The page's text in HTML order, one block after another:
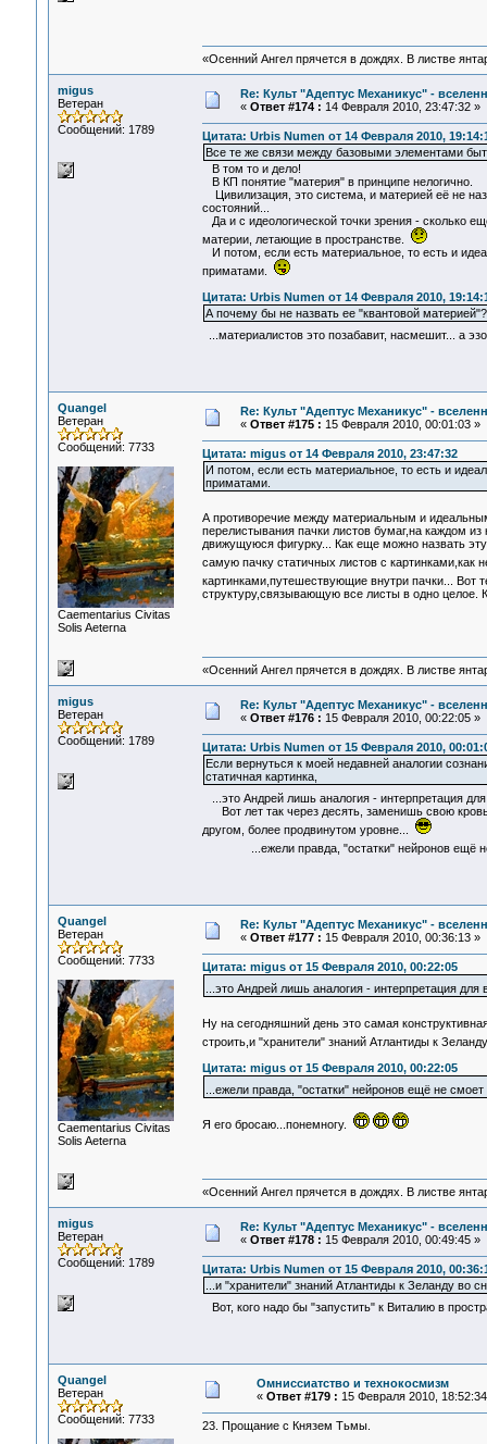
«Осенний Ангел прячется в дождях. В листве
migus
Ветеран
Сообщений: 1789
Re: Культ "Адептус Механикус" -
« Ответ #174 : 14 Февраля 2010, 23:47:32 »
Цитата: Urbis Numen от 14 Февраля 2010,
Все те же связи между базовыми элементами
В том то и дело!
В КП понятие "материя" в принципе нелогично.
Цивилизация, это система, и материей её не
состояний...
Да и с идеологической точки зрения - сколько
материи, летающие в пространстве.
И потом, если есть материальное, то есть и
приматами.
Цитата: Urbis Numen от 14 Февраля 2010,
А почему бы не назвать ее "квантовой материей"?
...материалистов это позабавит, насмешит... а
Quangel
Ветеран
Сообщений: 7733
Сaementarius Civitas
Solis Aeterna
Re: Культ "Адептус Механикус" -
« Ответ #175 : 15 Февраля 2010, 00:01:03 »
Цитата: migus от 14 Февраля 2010, 23:47:32
И потом, если есть материальное, то есть и
приматами.
А противоречие между материальным и
перелистывания пачки листов бумаг,на каждом
движущуюся фигурку... Как еще можно назвать эту
самую пачку статичных листов с картинками,как
картинками,путешествующие внутри пачки... Вот
структуру,связывающую все листы в одно целое.
«Осенний Ангел прячется в дождях. В листве
migus
Ветеран
Сообщений: 1789
Re: Культ "Адептус Механикус" -
« Ответ #176 : 15 Февраля 2010, 00:22:05 »
Цитата: Urbis Numen от 15 Февраля 2010,
Если вернуться к моей недавней аналогии
статичная картинка,
...это Андрей лишь аналогия - интерпретация
Вот лет так через десять, заменишь свою кровь
другом, более продвинутом уровне...
...ежели правда, "остатки" нейронов ещё
Quangel
Ветеран
Сообщений: 7733
Сaementarius Civitas
Solis Aeterna
Re: Культ "Адептус Механикус" -
« Ответ #177 : 15 Февраля 2010, 00:36:13 »
Цитата: migus от 15 Февраля 2010, 00:22:05
...это Андрей лишь аналогия - интерпретация
Ну на сегодняшний день это самая
строить,и "хранители" знаний Атлантиды к
Цитата: migus от 15 Февраля 2010, 00:22:05
...ежели правда, "остатки" нейронов ещё не
Я его бросаю...понемногу.
«Осенний Ангел прячется в дождях. В листве
migus
Ветеран
Сообщений: 1789
Re: Культ "Адептус Механикус" -
« Ответ #178 : 15 Февраля 2010, 00:49:45 »
Цитата: Urbis Numen от 15 Февраля 2010,
...и "хранители" знаний Атлантиды к Зеланду во
Вот, кого надо бы "запустить" к Виталию в
Quangel
Ветеран
Сообщений: 7733
Омниссиатство и технокосмизм
« Ответ #179 : 15 Февраля 2010,
23. Прощание с Князем Тьмы.